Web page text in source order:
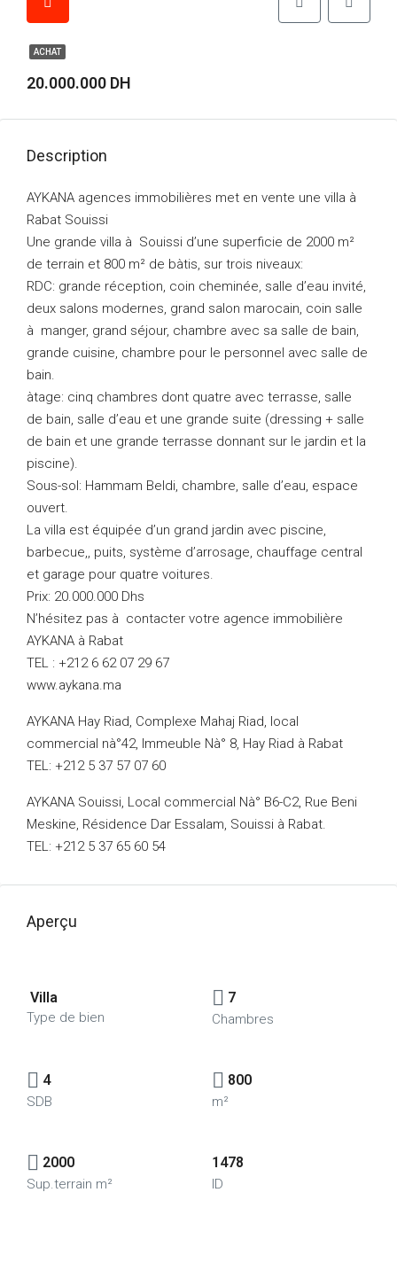
ACHAT
20.000.000 DH
Description
AYKANA agences immobilières met en vente une villa à
Rabat Souissi
Une grande villa à Souissi d’une superficie de 2000 m²
de terrain et 800 m² de bàtis, sur trois niveaux:
RDC: grande réception, coin cheminée, salle d’eau invité,
deux salons modernes, grand salon marocain, coin salle
à manger, grand séjour, chambre avec sa salle de bain,
grande cuisine, chambre pour le personnel avec salle de
bain.
àtage: cinq chambres dont quatre avec terrasse, salle
de bain, salle d’eau et une grande suite (dressing + salle
de bain et une grande terrasse donnant sur le jardin et la
piscine).
Sous-sol: Hammam Beldi, chambre, salle d’eau, espace
ouvert.
La villa est équipée d’un grand jardin avec piscine,
barbecue,, puits, système d’arrosage, chauffage central
et garage pour quatre voitures.
Prix: 20.000.000 Dhs
N’hésitez pas à contacter votre agence immobilière
AYKANA à Rabat
TEL : +212 6 62 07 29 67
www.aykana.ma
AYKANA Hay Riad, Complexe Mahaj Riad, local
commercial nà°42, Immeuble Nà° 8, Hay Riad à Rabat
TEL: +212 5 37 57 07 60
AYKANA Souissi, Local commercial Nà° B6-C2, Rue Beni
Meskine, Résidence Dar Essalam, Souissi à Rabat.
TEL: +212 5 37 65 60 54
Aperçu
Villa
Type de bien
7
Chambres
4
SDB
800
m²
2000
Sup.terrain m²
1478
ID